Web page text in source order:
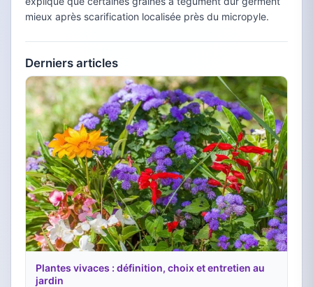
mieux après scarification localisée près du micropyle.
Derniers articles
Plantes vivaces : définition, choix et entretien au
jardin